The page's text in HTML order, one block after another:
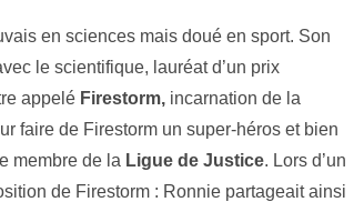
en sciences mais doué en sport. Son
le scientifique, lauréat d’un prix
appelé Firestorm, incarnation de la
faire de Firestorm un super-héros et bien
membre de la Ligue de Justice. Lors d’un
de Firestorm : Ronnie partageait ainsi